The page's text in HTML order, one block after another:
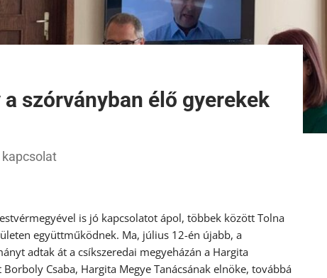
szórványban élő gyerekek
is jó kapcsolatot ápol, többek között Tolna
együttműködnek. Ma, július 12-én újabb, a
adtak át a csíkszeredai megyeházán a Hargita
Csaba, Hargita Megye Tanácsának elnöke, továbbá